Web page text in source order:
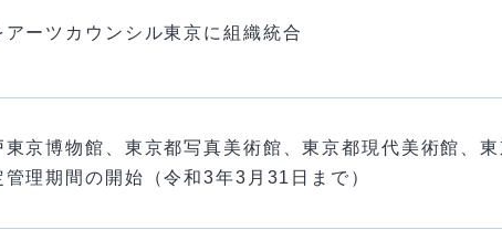
ーツカウンシル東京に組織統合
京博物館、東京都写真美術館、東京都現代美術館、
理期間の開始（令和3年3月31日まで）